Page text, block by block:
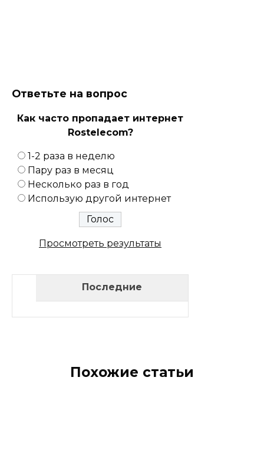
Ответьте на вопрос
Как часто пропадает интернет
Rostelecom?
1-2 раза в неделю
Пару раз в месяц
Несколько раз в год
Использую другой интернет
Просмотреть результаты
Последние
Похожие статьи